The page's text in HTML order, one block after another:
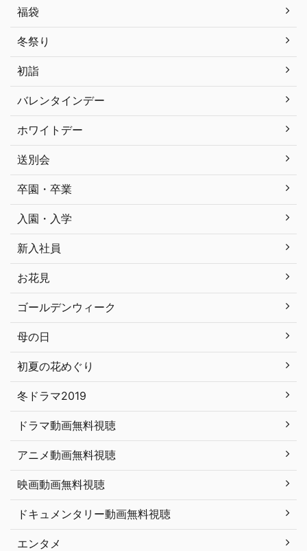
福袋
冬祭り
初詣
バレンタインデー
ホワイトデー
送別会
卒園・卒業
入園・入学
新入社員
お花見
ゴールデンウィーク
母の日
初夏の花めぐり
冬ドラマ2019
ドラマ動画無料視聴
アニメ動画無料視聴
映画動画無料視聴
ドキュメンタリー動画無料視聴
エンタメ